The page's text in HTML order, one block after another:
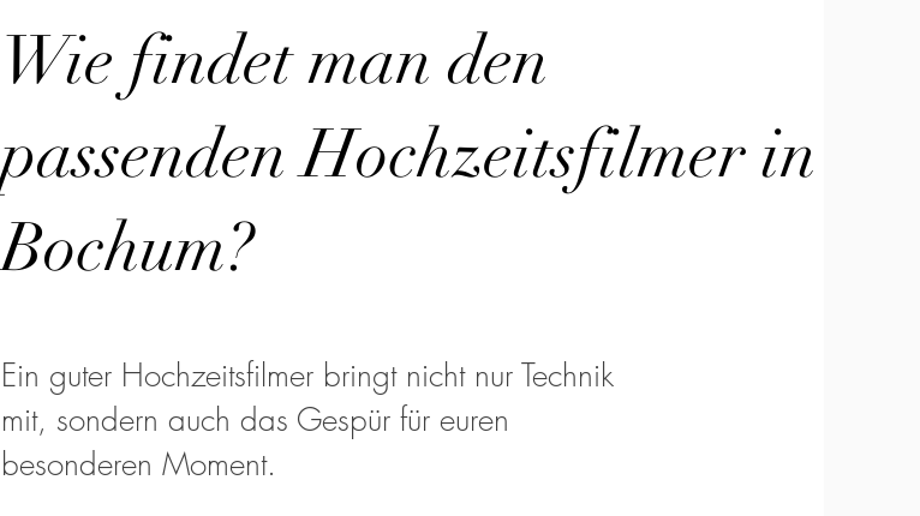
Wie findet man den
passenden Hochzeitsfilmer in
Bochum?
Ein guter Hochzeitsfilmer bringt nicht nur Technik
mit, sondern auch das Gespür für euren
besonderen Moment.